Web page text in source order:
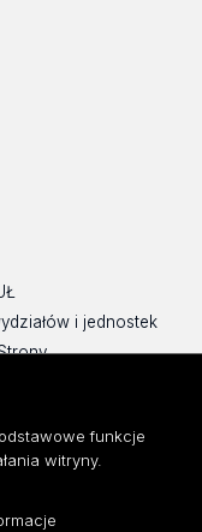
i jednostek
funkcje
witryny.